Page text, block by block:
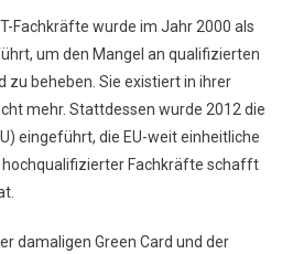
Card
Und
Card
Fachkräfte wurde im Jahr 2000 als
um den Mangel an qualifizierten
zu beheben. Sie existiert in ihrer
mehr. Stattdessen wurde 2012 die
eingeführt, die EU-weit einheitliche
hochqualifizierter Fachkräfte schafft
damaligen Green Card und der